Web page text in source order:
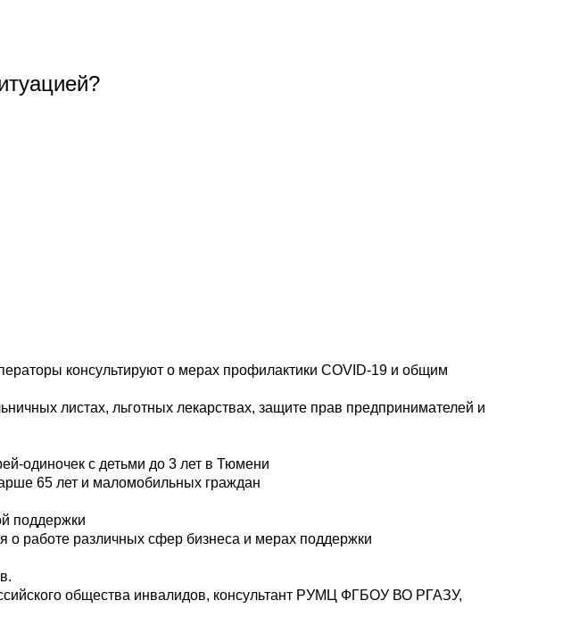
консультируют о мерах профилактики COVID-19 и общим
листах, льготных лекарствах, защите прав предпринимателей и
одиночек с детьми до 3 лет в Тюмени
65 лет и маломобильных граждан
поддержки
о работе различных сфер бизнеса и мерах поддержки
общества инвалидов, консультант РУМЦ ФГБОУ ВО РГАЗУ,